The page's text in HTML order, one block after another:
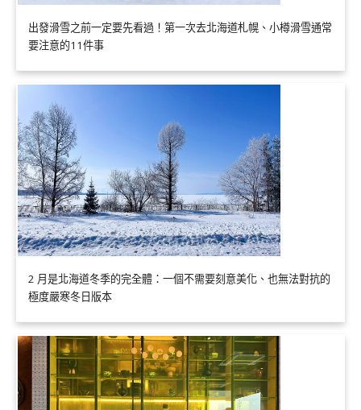
出發滑雪之前一定要先看過！第一次去北海道札幌、小樽滑雪通常
要注意的11件事
2 月是北海道冬季的完全體：一個不需要刻意美化、也無法對抗的
極度嚴寒冬日版本